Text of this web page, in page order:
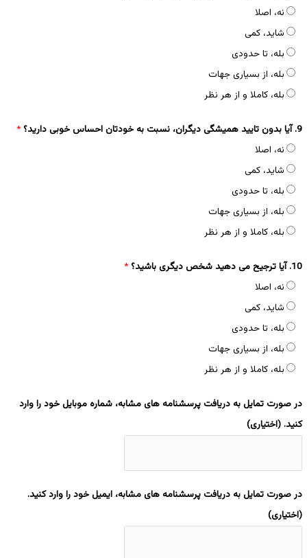
نه، اصلا
شاید، کمی
بله، تا حدودی
بله، از بسیاری جهات
بله، کاملا و از هر نظر
9. آیا بدون تایید همیشگی دیگران، نسبت به خودتان احساس خوبی دارید؟
*
نه، اصلا
شاید، کمی
بله، تا حدودی
بله، از بسیاری جهات
بله، کاملا و از هر نظر
10. آیا ترجیح می دهید شخص دیگری باشید؟
*
نه، اصلا
شاید، کمی
بله، تا حدودی
بله، از بسیاری جهات
بله، کاملا و از هر نظر
در صورت تمایل به دریافت پرسشنامه های مشابه، شماره موبایل خود را وارد
کنید. (اختیاری)
در صورت تمایل به دریافت پرسشنامه های مشابه، ایمیل خود را وارد کنید.
(اختیاری)